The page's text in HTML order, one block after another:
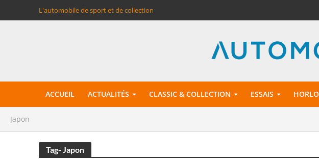
L'automobile de sport et de collection
ACCUEIL ACTUALITÉS CLASSIC & COLLECTION ESSAIS
Japon
Tag- Japon